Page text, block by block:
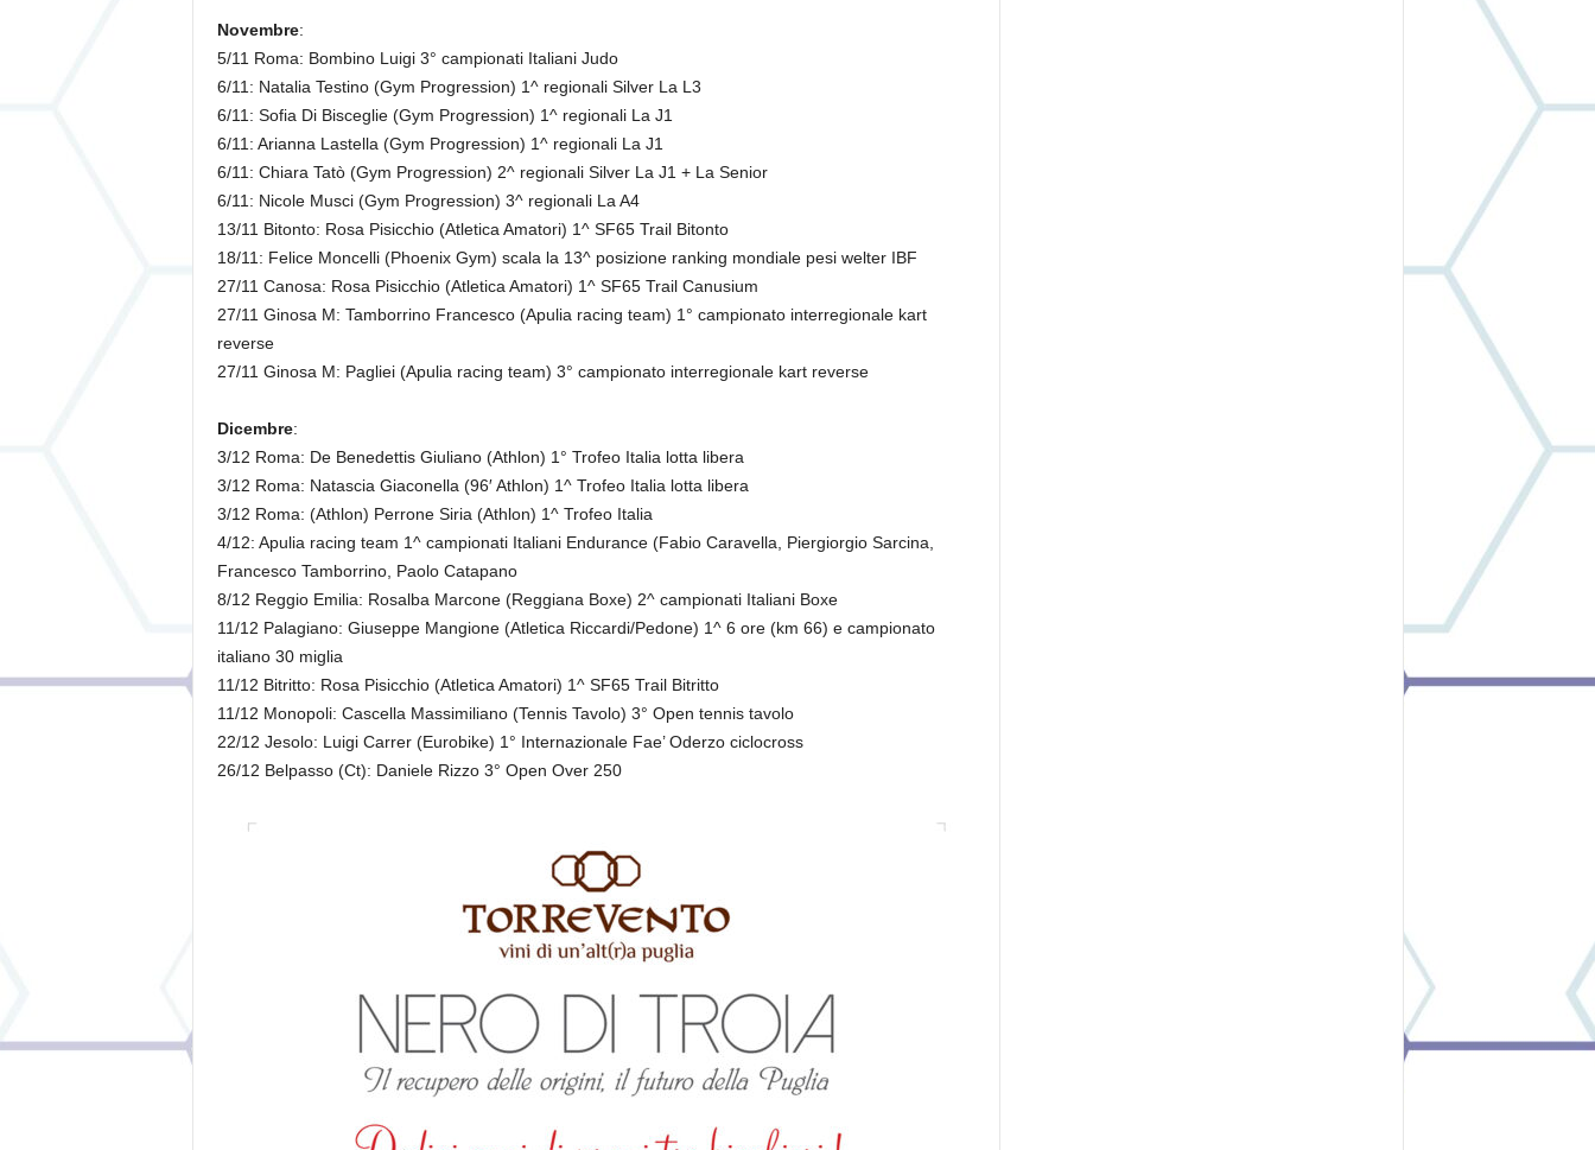
Novembre:
5/11 Roma: Bombino Luigi 3° campionati Italiani Judo
6/11: Natalia Testino (Gym Progression) 1^ regionali Silver La L3
6/11: Sofia Di Bisceglie (Gym Progression) 1^ regionali La J1
6/11: Arianna Lastella (Gym Progression) 1^ regionali La J1
6/11: Chiara Tatò (Gym Progression) 2^ regionali Silver La J1 + La Senior
6/11: Nicole Musci (Gym Progression) 3^ regionali La A4
13/11 Bitonto: Rosa Pisicchio (Atletica Amatori) 1^ SF65 Trail Bitonto
18/11: Felice Moncelli (Phoenix Gym) scala la 13^ posizione ranking mondiale pesi welter IBF
27/11 Canosa: Rosa Pisicchio (Atletica Amatori) 1^ SF65 Trail Canusium
27/11 Ginosa M: Tamborrino Francesco (Apulia racing team) 1° campionato interregionale kart
reverse
27/11 Ginosa M: Pagliei (Apulia racing team) 3° campionato interregionale kart reverse
Dicembre:
3/12 Roma: De Benedettis Giuliano (Athlon) 1° Trofeo Italia lotta libera
3/12 Roma: Natascia Giaconella (96′ Athlon) 1^ Trofeo Italia lotta libera
3/12 Roma: (Athlon) Perrone Siria (Athlon) 1^ Trofeo Italia
4/12: Apulia racing team 1^ campionati Italiani Endurance (Fabio Caravella, Piergiorgio Sarcina,
Francesco Tamborrino, Paolo Catapano
8/12 Reggio Emilia: Rosalba Marcone (Reggiana Boxe) 2^ campionati Italiani Boxe
11/12 Palagiano: Giuseppe Mangione (Atletica Riccardi/Pedone) 1^ 6 ore (km 66) e campionato
italiano 30 miglia
11/12 Bitritto: Rosa Pisicchio (Atletica Amatori) 1^ SF65 Trail Bitritto
11/12 Monopoli: Cascella Massimiliano (Tennis Tavolo) 3° Open tennis tavolo
22/12 Jesolo: Luigi Carrer (Eurobike) 1° Internazionale Fae’ Oderzo ciclocross
26/12 Belpasso (Ct): Daniele Rizzo 3° Open Over 250